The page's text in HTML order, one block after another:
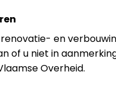
en
of u niet in
Overheid.